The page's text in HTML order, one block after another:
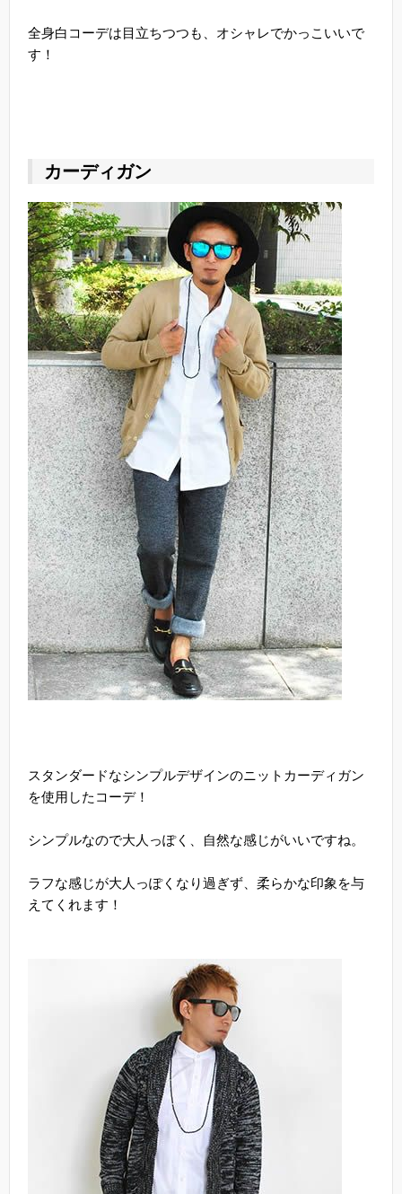
全身白コーデは目立ちつつも、オシャレでかっこいいで
す！
カーディガン
スタンダードなシンプルデザインのニットカーディガン
を使用したコーデ！
シンプルなので大人っぽく、自然な感じがいいですね。
ラフな感じが大人っぽくなり過ぎず、柔らかな印象を与
えてくれます！